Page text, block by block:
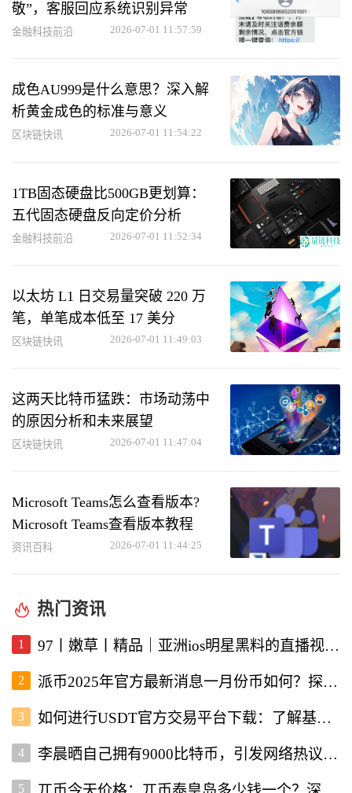
敬”，客服回应系统识别异常
金融科技前沿 2026-07-01 11:57:59
成色AU999是什么意思？深入解
析黄金成色的标准与意义
区块链快讯 2026-07-01 11:54:22
1TB固态硬盘比500GB更划算：
五代固态硬盘反向定价分析
金融科技前沿 2026-07-01 11:52:34
以太坊 L1 日交易量突破 220 万
笔，单笔成本低至 17 美分
区块链快讯 2026-07-01 11:49:03
这两天比特币猛跌：市场动荡中
的原因分析和未来展望
区块链快讯 2026-07-01 11:47:04
Microsoft Teams怎么查看版本?
Microsoft Teams查看版本教程
资讯百科 2026-07-01 11:44:25
热门资讯
1 97丨嫩草丨精品｜亚洲ios明星黑料的直播视频软件深度解析
2 派币2025年官方最新消息一月份币如何？探讨未来发展与行情走势
3 如何进行USDT官方交易平台下载：了解基本流程与注意事项
4 李晨晒自己拥有9000比特币，引发网络热议与投资者关注
5